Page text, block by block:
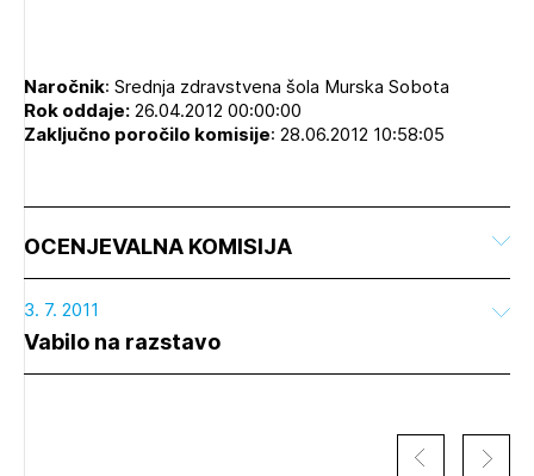
Naročnik: Srednja zdravstvena šola Murska Sobota
Rok oddaje:26.04.2012 00:00:00
Zaključno poročilo komisije: 28.06.2012 10:58:05
OCENJEVALNA KOMISIJA
3. 7. 2011
Vabilo na razstavo